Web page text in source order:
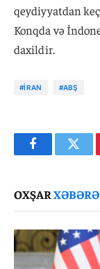
qeydiyyatdan
Konqda və
daxildir.
#İRAN #ABŞ
Facebook
OXŞAR